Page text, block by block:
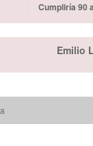
Cumpliría 90
Emilio